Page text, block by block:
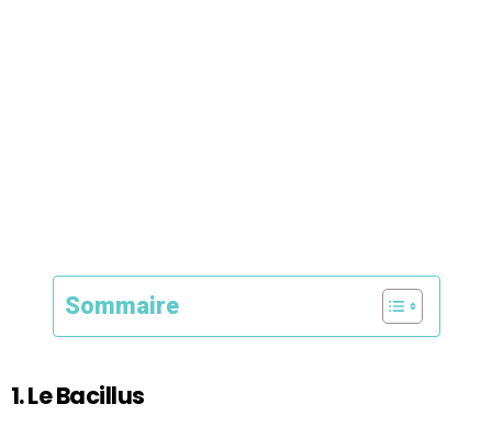
Sommaire
1. Le Bacillus